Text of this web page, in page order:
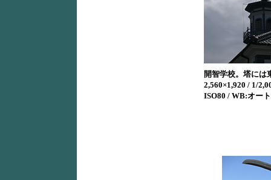
開智学校。塔には
2,560×1,920 / 1/
ISO80 / WB:オー